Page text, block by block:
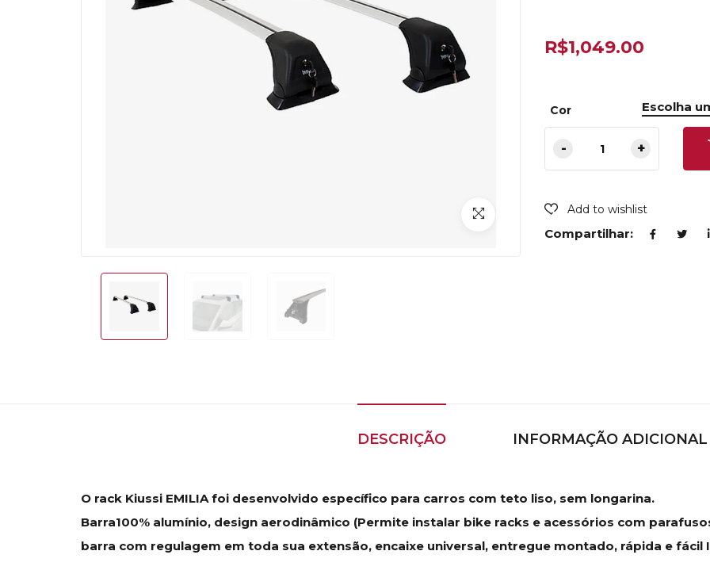
R$1,049.00
Cor
Add to wishlist
Compartilhar:
DESCRIÇÃO INFORMAÇÃO ADICIONAL
O rack Kiussi EMILIA foi desenvolvido específico para carros com teto liso, sem longarina.
Barra100% alumínio, design aerodinâmico (Permite instalar bike racks e acessórios com
barra com regulagem em toda sua extensão, encaixe universal, entregue montado, rápida e fácil